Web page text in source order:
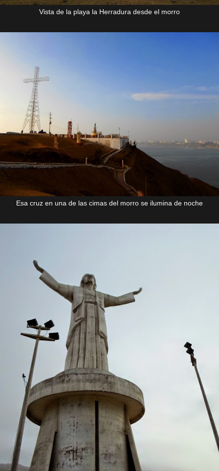
Vista de la playa la Herradura desde el morro
Esa cruz en una de las cimas del morro se ilumina de noche